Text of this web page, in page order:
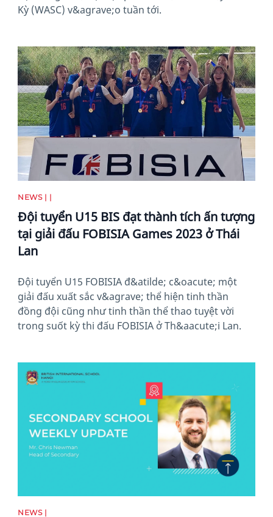
Kỳ (WASC) v&agrave;o tuần tới.
News image
NEWS | |
Đội tuyển U15 BIS đạt thành tích ấn tượng
tại giải đấu FOBISIA Games 2023 ở Thái
Lan
Đội tuyển U15 FOBISIA đ&atilde; c&oacute; một
giải đấu xuất sắc v&agrave; thể hiện tinh thần
đồng đội cũng như tinh thần thể thao tuyệt vời
trong suốt kỳ thi đấu FOBISIA ở Th&aacute;i Lan.
News image
NEWS |